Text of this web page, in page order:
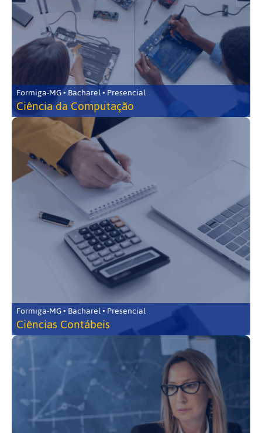
Formiga-MG • Bacharel • Presencial
Ciência da Computação
Formiga-MG • Bacharel • Presencial
Ciências Contábeis